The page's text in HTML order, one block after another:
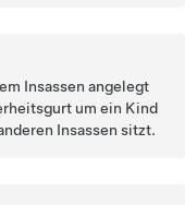
Insassen angelegt
um ein Kind
Insassen sitzt.